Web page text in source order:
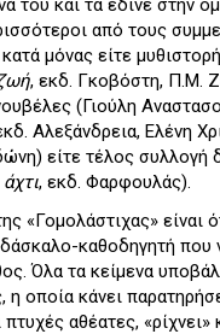
του και τα έδινε στην
από τους
μόνας είτε
, εκδ. Γκοβόστη, Π.Μ.
(Γιούλη
Αλεξάνδρεια, Ελένη
είτε τέλος συλλογή
, εκδ. Φαρφουλάς).
«Γομολάστιχας» είναι
καθοδηγητή που
Όλα τα κείμενα
η οποία κάνει
αθέατες, «ρίχνει»